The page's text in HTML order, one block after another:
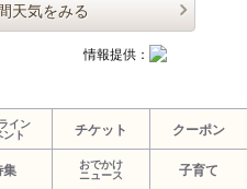
天気をみる
情報提供：
イン
ント
チケット クーポン
集
おでかけ
ニュース
子育て